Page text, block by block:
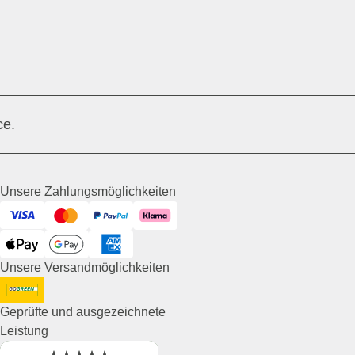
Unsere Zahlungsmöglichkeiten
Visa MastercardPayPal Klarna
ApplePay GooglePayAmerican Express
Unsere Versandmöglichkeiten
DHL GoGreen
Geprüfte und ausgezeichnete
Leistung